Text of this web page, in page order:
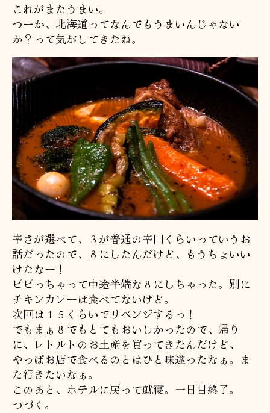
これがまたうまい。
つーか、北海道ってなんでもうまいんじゃない
か？って気がしてきたね。
辛さが選べて、３が普通の辛口くらいっていうお
話だったので、８にしたんだけど、もうちょいい
けたなー！
ビビっちゃって中途半端な８にしちゃった。別に
チキンカレーは食べてないけど。
次回は１５くらいでリベンジするっ！
でもまぁ８でもとてもおいしかったので、帰り
に、レトルトのお土産を買ってきたんだけど、
やっぱお店で食べるのとはひと味違ったなぁ。ま
た行きたいなぁ。
このあと、ホテルに戻って就寝。一日目終了。
つづく。